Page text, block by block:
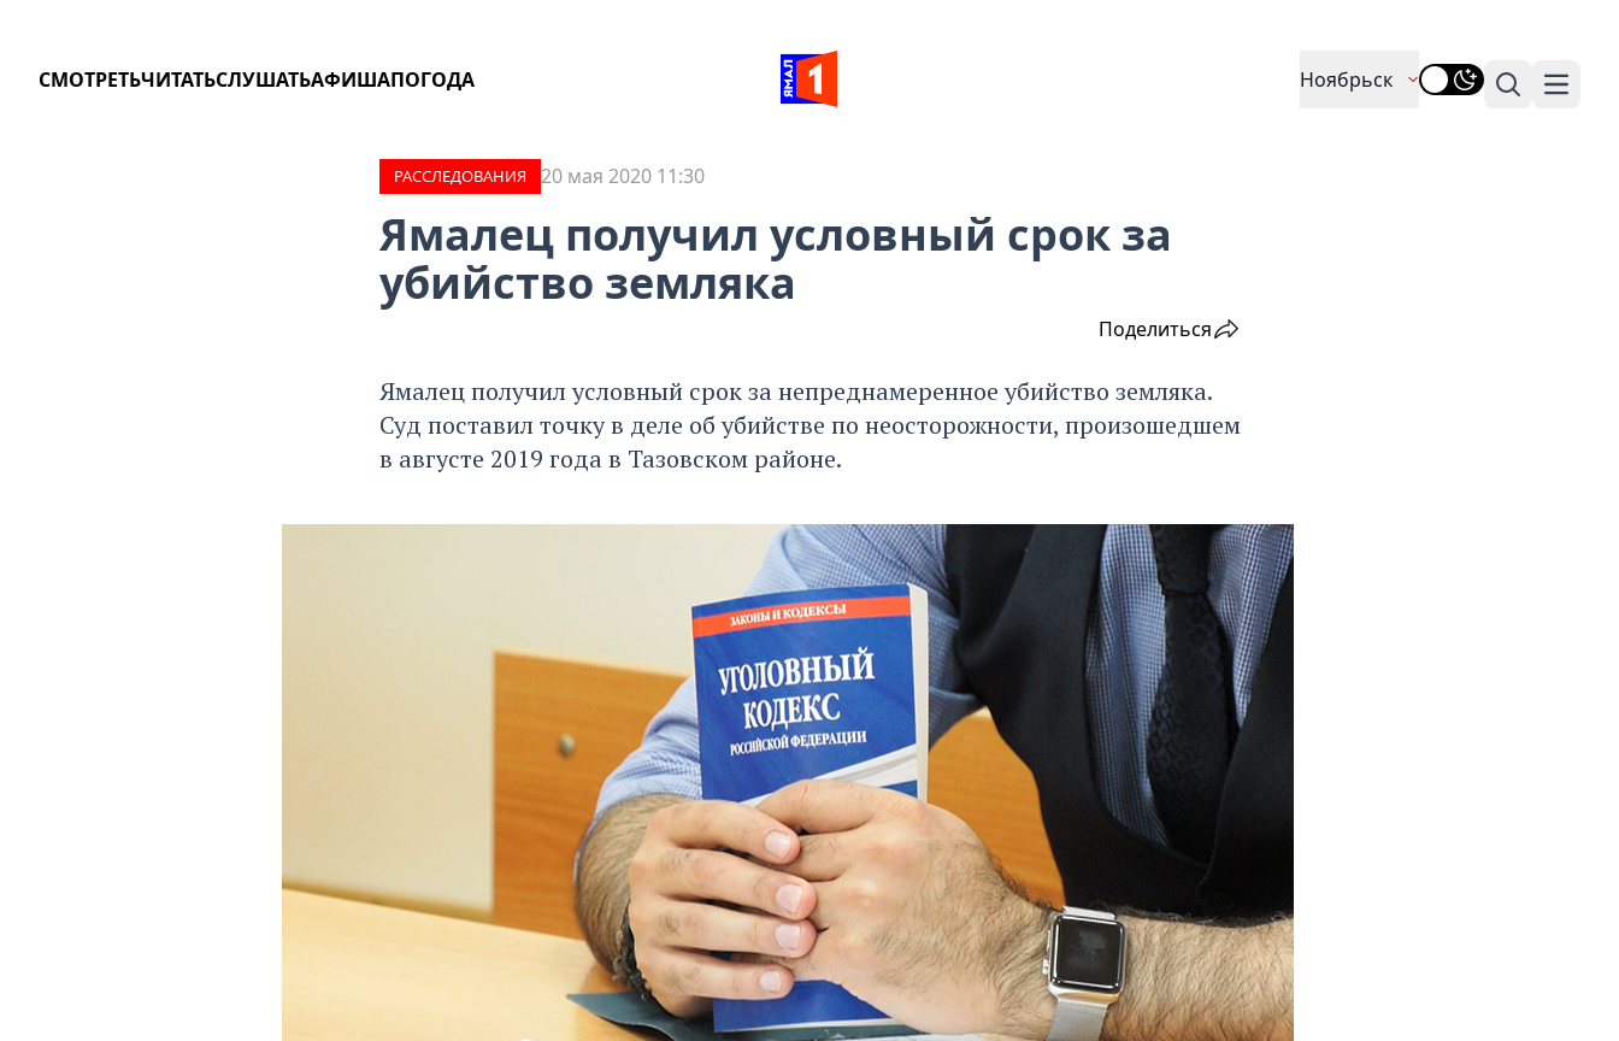
СМОТРЕТЬЧИТАТЬСЛУШАТЬАФИШАПОГОДА Ноябрьск
Поиск
РАССЛЕДОВАНИЯ 20 мая 2020 11:30
Ямалец получил условный срок за
убийство земляка
Поделиться
Ямалец получил условный срок за непреднамеренное убийство земляка.
Суд поставил точку в деле об убийстве по неосторожности, произошедшем
в августе 2019 года в Тазовском районе.